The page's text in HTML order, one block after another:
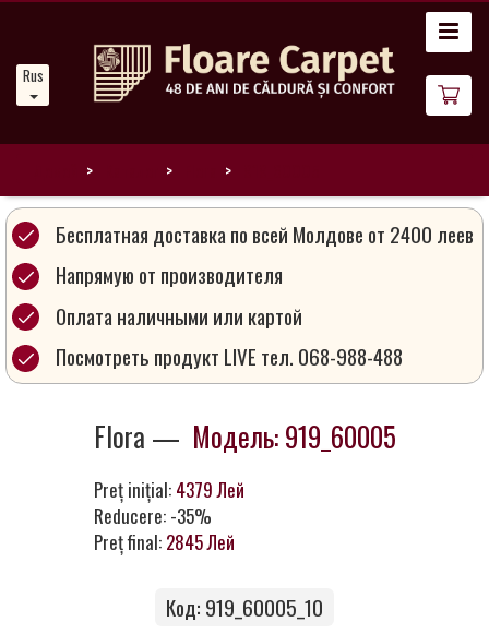
Russian
Главная
Новости
Наши
ковры
Магия
ковров
партнером
Контакты
Бесплатная доставка по всей Молдове от 2400 леев
Напрямую от производителя
Оплата наличными или картой
Посмотреть продукт LIVE тел. 068-988-488
Flora — Модель: 919_60005
Preț inițial: 4379 Лей
Reducere: -35%
Preț final: 2845 Лей
Код: 919_60005_10